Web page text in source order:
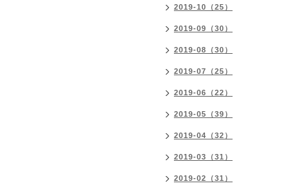
2019-10（25）
2019-09（30）
2019-08（30）
2019-07（25）
2019-06（22）
2019-05（39）
2019-04（32）
2019-03（31）
2019-02（31）